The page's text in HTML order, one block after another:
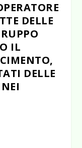
DELLE
IL
DELLE